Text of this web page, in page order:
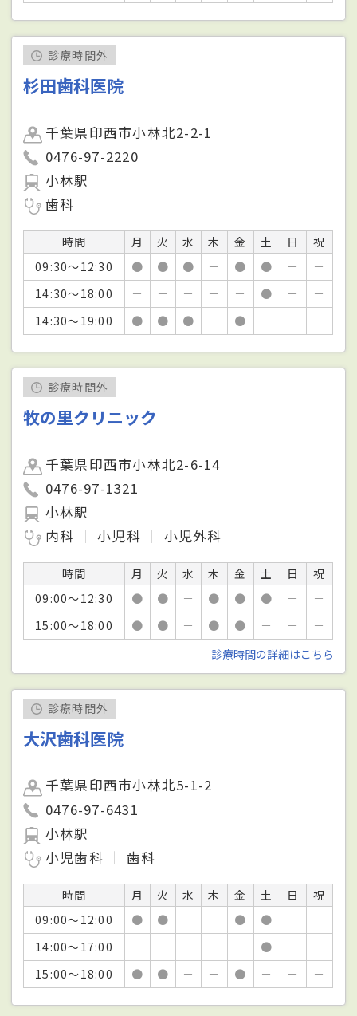
診療時間外
杉田歯科医院
千葉県印西市小林北2-2-1
0476-97-2220
小林駅
歯科
時間 月 火 水 木 金 土 日
祝
09:30～12:30
● ● ● － ● ● －
－
14:30～18:00
－ － － － － ● －
－
14:30～19:00
● ● ● － ● － － －
診療時間外
牧の里クリニック
千葉県印西市小林北2-6-14
0476-97-1321
小林駅
内科
小児科 小児外科
時間 月 火 水 木 金 土 日
祝
09:00～12:30
● ● － ● ● ● －
－
15:00～18:00
● ● － ● ● － －
－
診療時間の詳細はこちら
診療時間外
大沢歯科医院
千葉県印西市小林北5-1-2
0476-97-6431
小林駅
小児歯科
歯科
時間 月 火 水 木 金 土 日
祝
09:00～12:00
● ● － － ● ● －
－
14:00～17:00
－ － － － － ● －
－
15:00～18:00
● ● － － ● － － －